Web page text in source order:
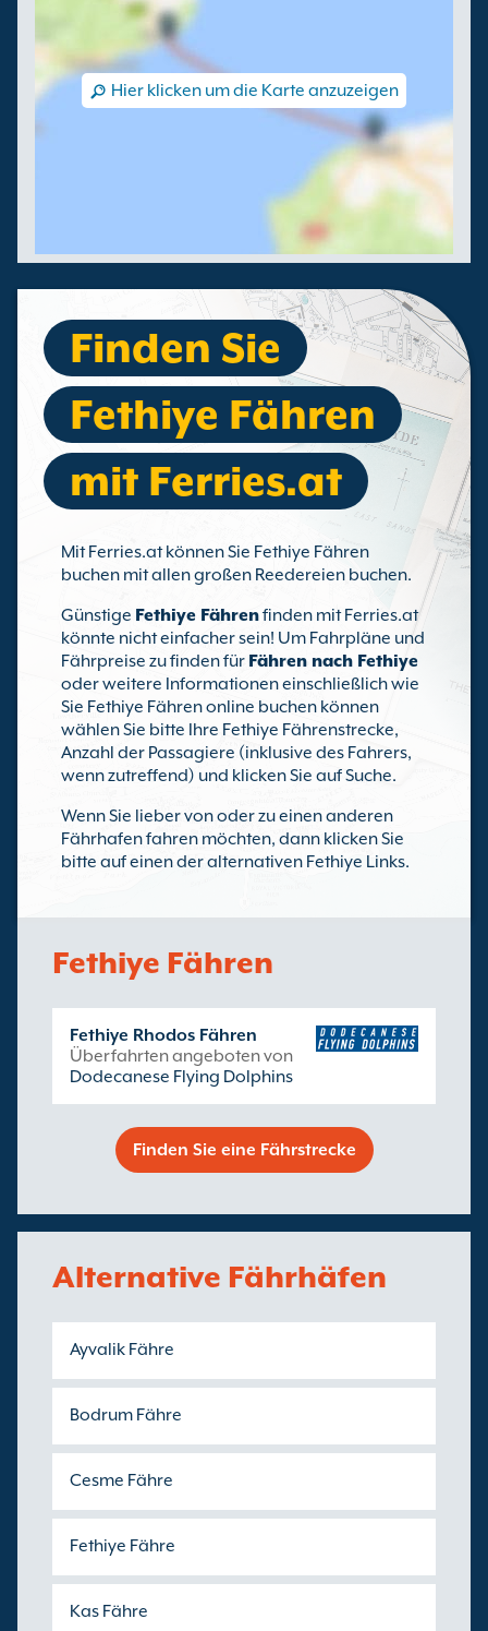
Hier klicken um die Karte anzuzeigen
Finden Sie
Fethiye Fähren
mit Ferries.at
Mit Ferries.at können Sie Fethiye Fähren
buchen mit allen großen Reedereien buchen.
Günstige Fethiye Fährenfinden mit Ferries.at
könnte nicht einfacher sein! Um Fahrpläne und
Fährpreise zu finden für Fähren nach Fethiye
oder weitere Informationen einschließlich wie
Sie Fethiye Fähren online buchen können
wählen Sie bitte Ihre Fethiye Fährenstrecke,
Anzahl der Passagiere (inklusive des Fahrers,
wenn zutreffend) und klicken Sie auf Suche.
Wenn Sie lieber von oder zu einen anderen
Fährhafen fahren möchten, dann klicken Sie
bitte auf einen der alternativen Fethiye Links.
Fethiye Fähren
Fethiye Rhodos Fähren
Überfahrten angeboten von
Dodecanese Flying Dolphins
Finden Sie eine Fährstrecke
Alternative Fährhäfen
Ayvalik Fähre
Bodrum Fähre
Cesme Fähre
Fethiye Fähre
Kas Fähre